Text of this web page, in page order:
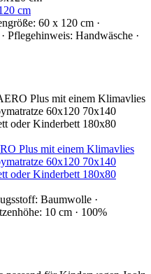
cm
60 x 120 cm ·
Pflegehinweis: Handwäsche ·
Plus mit einem Klimavlies
60x120 70x140
oder Kinderbett 180x80
Baumwolle ·
10 cm · 100%